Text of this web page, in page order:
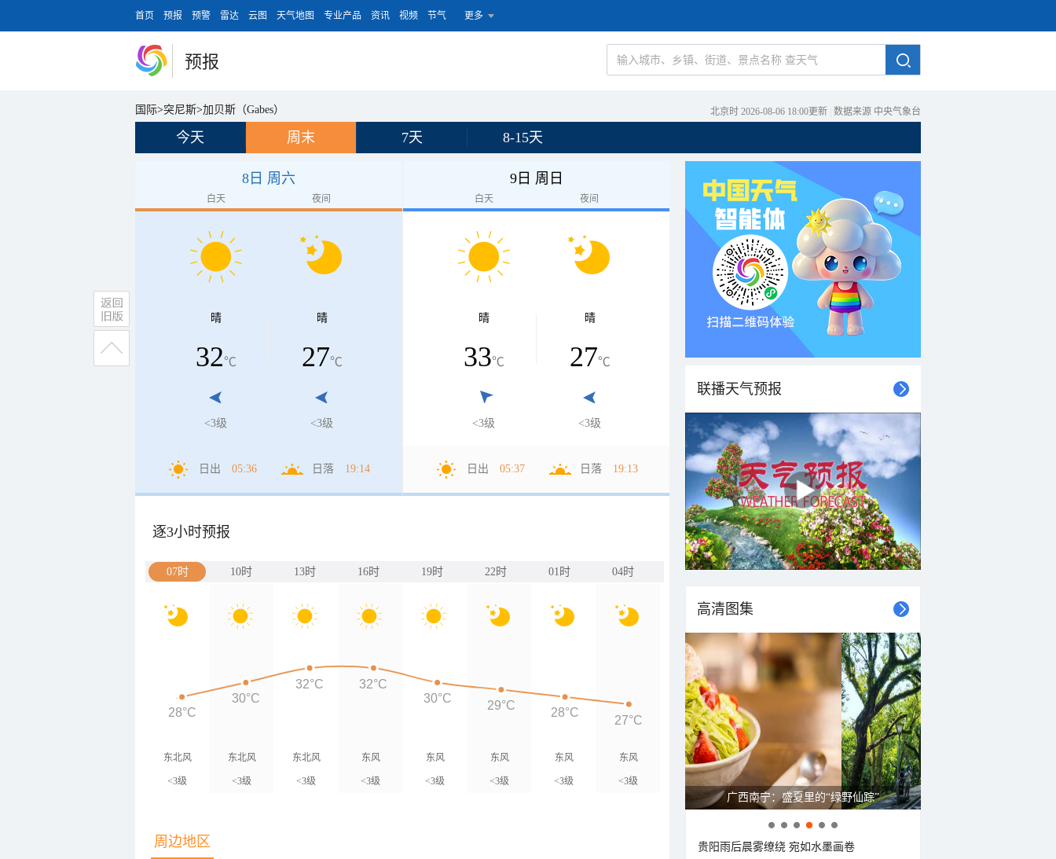
首页 预报 预警 雷达 云图 天气地图 专业产品 资讯 视频 节气 更多
预报
国际>突尼斯>加贝斯（Gabes） 北京时 2026-08-06 18:00更新 数据来源 中央气象台
今天 周末 7天 8-15天
8日 周六
白天 夜间
晴
32℃
<3级
晴
27℃
<3级
日出 05:36 日落 19:14
9日 周日
白天 夜间
晴
33℃
<3级
晴
27℃
<3级
日出 05:37 日落 19:13
逐3小时预报
07时 10时 13时 16时 19时 22时 01时 04时
东北风
<3级
东北风
<3级
东北风
<3级
东风
<3级
东风
<3级
东风
<3级
东风
<3级
东风
<3级
28°C
30°C
32°C 32°C
30°C
29°C
28°C
27°C
周边地区
联播天气预报
高清图集
广西南宁：盛夏里的“绿野仙踪”
贵阳雨后晨雾缭绕 宛如水墨画卷